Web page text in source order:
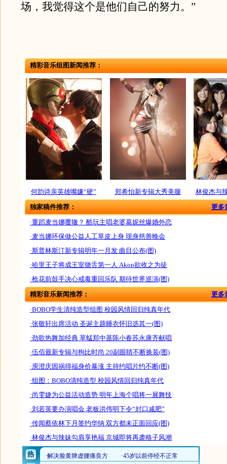
场，我觉得这个是他们自己的努力。”
精彩音乐组图新闻推荐：
何韵诗亲英雄嘴嫌“硬” 郑希怡新专辑大秀美腿
林俊杰与
独家稿件推荐：
更多
·重蹈麦当娜覆辙？ 酷玩主唱老婆葛妮丝爆婚外恋
·麦当娜环保做公益人工草皮上身 现身慈善晚会
·斯普林斯汀新专辑明年一月发 曲目公布(图)
·哈里王子将成王室饶舌第一人 Akon欲收之为徒
·枪花前鼓手决心戒毒重回乐队 期待世界巡演(图)
精彩音乐新闻推荐：
更多
·BOBO学生清纯造型组图 校园风情回归纯真年代
·张敬轩出席活动 圣诞主题睡衣怀旧选其一(图)
·劲歌热舞加经典 草蜢郑中基陈小春苏永康齐献唱
·伍佰最新专辑与狗比时尚 20副眼睛不断换装(图)
·庾澄庆因祸得福身价暴涨 主持约唱片约不断(图)
·组图：BOBO清纯造型 校园风情回归纯真年代
·尚雯婕为公益活动造势 明年上海个唱将一展舞技
·刘若英要办演唱会 老板洪伟明下令“封口减肥”
·传闻蔡依林下月签约华纳 双方都未正面回应(图)
·林俊杰与辣妹勾肩享艳福 京城即将再袭格子风潮